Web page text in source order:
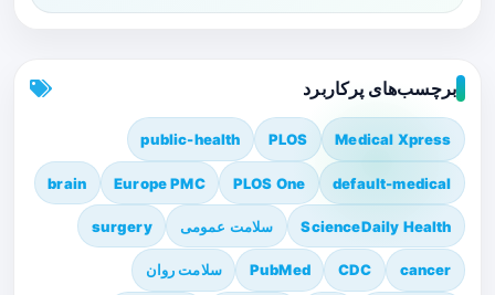
برچسب‌های پرکاربرد
Medical Xpress
PLOS
public-health
default-medical
PLOS One
Europe PMC
brain
ScienceDaily Health سلامت عمومی surgery
cancer
CDC
PubMed سلامت روان